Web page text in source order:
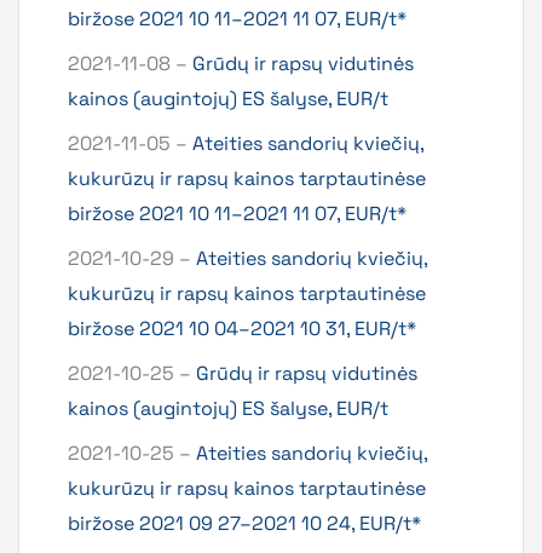
biržose 2021 10 11–2021 11 07, EUR/t*
2021-11-08 – Grūdų ir rapsų vidutinės
kainos (augintojų) ES šalyse, EUR/t
2021-11-05 – Ateities sandorių kviečių,
kukurūzų ir rapsų kainos tarptautinėse
biržose 2021 10 11–2021 11 07, EUR/t*
2021-10-29 – Ateities sandorių kviečių,
kukurūzų ir rapsų kainos tarptautinėse
biržose 2021 10 04–2021 10 31, EUR/t*
2021-10-25 – Grūdų ir rapsų vidutinės
kainos (augintojų) ES šalyse, EUR/t
2021-10-25 – Ateities sandorių kviečių,
kukurūzų ir rapsų kainos tarptautinėse
biržose 2021 09 27–2021 10 24, EUR/t*